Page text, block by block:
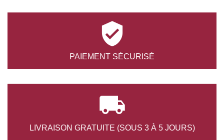

PAIEMENT SÉCURISÉ

LIVRAISON GRATUITE (SOUS 3 À 5 JOURS)